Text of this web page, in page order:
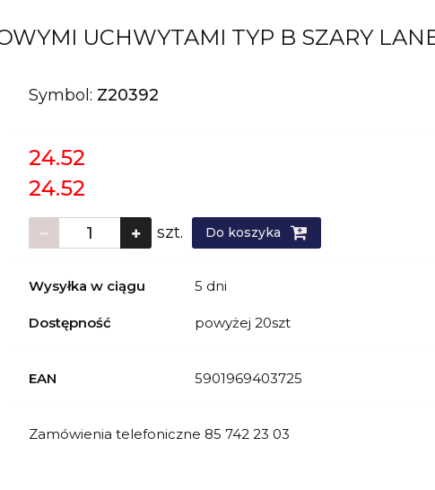
UCHWYTAMI TYP B SZARY
Symbol: Z20392
24.52
24.52
szt. Do koszyka
Wysyłka w ciągu 5 dni
Dostępność powyżej 20szt
EAN 5901969403725
Zamówienia telefoniczne 85 742 23 03